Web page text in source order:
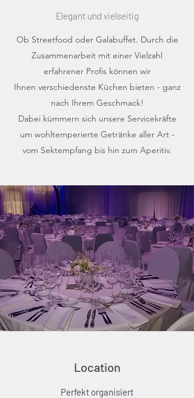
Elegant und vielseitig
Ob Streetfood oder Galabuffet. Durch die
Zusammenarbeit mit einer Vielzahl
erfahrener Profis können wir
Ihnen verschiedenste Küchen bieten - ganz
nach Ihrem Geschmack!
Dabei kümmern sich unsere Servicekräfte
um wohltemperierte Getränke aller Art -
vom Sektempfang bis hin zum Aperitiv.
Location
Perfekt organisiert